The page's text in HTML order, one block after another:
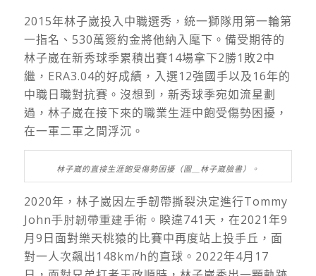
2015年林子崴投入中職選秀，統一獅隊用第一輪第
一指名、 530萬簽約金將他納入麾下。備受期待的
林子崴在新秀球季累積出賽14場拿下2勝1 敗2中
繼， ERA3.04的好成績，入選12強國手以及16年的
中職日職對抗賽。沒想到，新秀球季宛如流星劃
過，林子崴在接下來的職業生涯中飽受傷勢困擾，
在一軍二軍之間浮沉。
林子崴的直接生涯飽受傷勢困擾（圖＿林子崴臉書）。
2020年，林子崴因左手韌帶撕裂決定進行Tommy
John手肘韌帶重建手術。睽違741 天，在2021 年9
月9日面對樂天桃猿的比賽中再度站上投手丘，面
對一人次飆出148km/h的直球。 2022年4月 17
日，面對兄弟打者王政順時，林子崴秀出一顆軌跡